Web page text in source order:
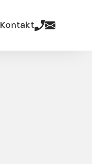
Kontakt